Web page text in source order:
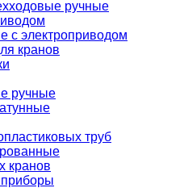
ручные
с электроприводом
кранов
ручные
труб
кранов